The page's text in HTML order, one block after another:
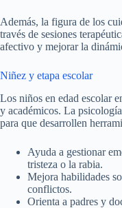
Además, la figura de los
través de sesiones
afectivo y mejorar la
Niñez y etapa escolar
Los niños en edad escolar
y académicos. La
para que desarrollen
Ayuda a gestionar
tristeza o la rabia.
Mejora habilidades
conflictos.
Orienta a padres y